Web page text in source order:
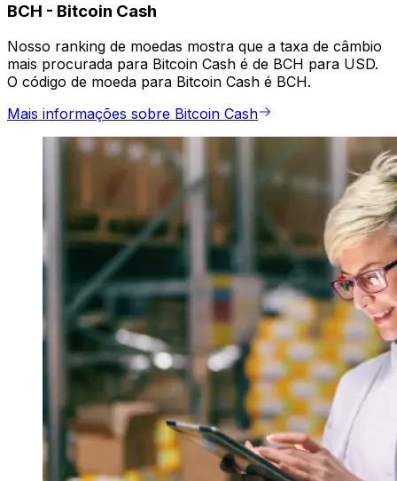
BCH - Bitcoin Cash
Nosso ranking de moedas mostra que a taxa de câmbio
mais procurada para Bitcoin Cash é de BCH para USD.
O código de moeda para Bitcoin Cash é BCH.
Mais informações sobre Bitcoin Cash